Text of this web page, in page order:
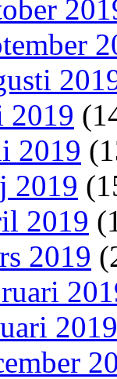
2019
2019
2019
2019
2019
2019